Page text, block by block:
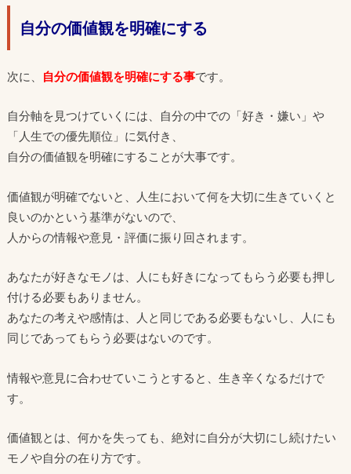
自分の価値観を明確にする
次に、 自分の価値観を明確にする事です。
自分軸を見つけていくには、自分の中での「好き・嫌い」や
「人生での優先順位」に気付き、
自分の価値観を明確にすることが大事です。
価値観が明確でないと、人生において何を大切に生きていくと
良いのかという基準がないので、
人からの情報や意見・評価に振り回されます。
あなたが好きなモノは、人にも好きになってもらう必要も押し
付ける必要もありません。
あなたの考えや感情は、人と同じである必要もないし、人にも
同じであってもらう必要はないのです。
情報や意見に合わせていこうとすると、生き辛くなるだけで
す。
価値観とは、何かを失っても、絶対に自分が大切にし続けたい
モノや自分の在り方です。